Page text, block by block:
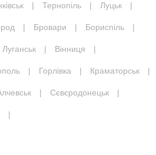
| Тернопіль | Луцьк |
| Бровари | Бориспіль |
Луганськ | Вінниця |
| Горлівка | Краматорськ |
| Сєвєродонецьк |
|